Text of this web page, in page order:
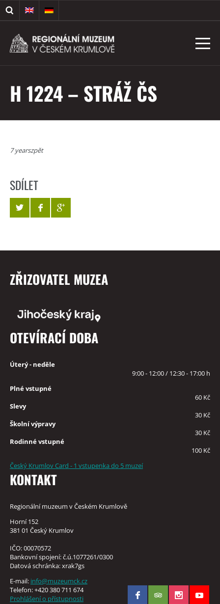
H 1224 – STRÁŽ ČS
7 yearszpět
SDÍLET
ZŘIZOVATEL MUZEA
OTEVÍRACÍ DOBA
Úterý - neděle
9:00 - 12:00 / 12:30 - 17:00 h
Plné vstupné
60 Kč
Slevy
30 Kč
Školní výpravy
30 Kč
Rodinné vstupné
100 Kč
Český Krumlov Card - 1 vstupenka do 5 muzeí
KONTAKT
Regionální muzeum v Českém Krumlově
Horní 152
381 01 Český Krumlov
IČO: 00070572
Bankovní spojení: č.ú.1077261/0300
Datová schránka: xrak7gs
E-mail: info@muzeumck.cz
Telefon: +420 380 711 674
Prohlášení o přístupnosti